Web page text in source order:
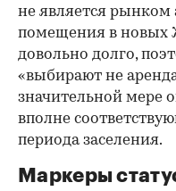
не является рынком
помещения в новых
довольно долго,
«выбирают не
значительной мере
вполне
периода заселения.
Маркеры